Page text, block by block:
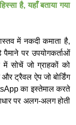
है, यहाँ बताया गया
में नकदी कमाता है,
पर उपयोगकर्ताओं
में सोचें जो ग्राहकों को
ट्रैवल ऐप जो बोर्डिंग
का इस्तेमाल करते
पर अलग-अलग होती